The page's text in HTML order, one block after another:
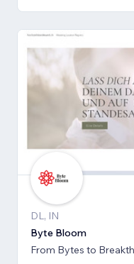
DL, IN
Byte Bloom
From Bytes to